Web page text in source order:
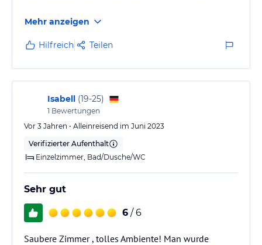
Mehr anzeigen
Hilfreich Teilen
Isabell (19-25)
1 Bewertungen
Vor 3 Jahren • Alleinreisend im Juni 2023
Verifizierter Aufenthalt
Einzelzimmer, Bad/Dusche/WC
Sehr gut
6 / 6
Saubere Zimmer , tolles Ambiente! Man wurde